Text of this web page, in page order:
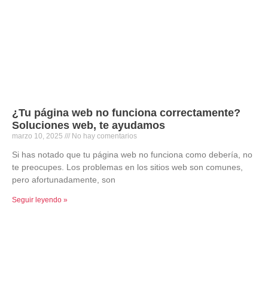
¿Tu página web no funciona correctamente?
Soluciones web, te ayudamos
marzo 10, 2025 No hay comentarios
Si has notado que tu página web no funciona como debería, no
te preocupes. Los problemas en los sitios web son comunes,
pero afortunadamente, son
Seguir leyendo »